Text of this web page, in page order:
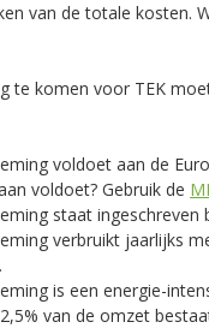
van de totale kosten.
te komen voor TEK
voldoet aan de
voldoet? Gebruik de
staat ingeschreven
verbruikt jaarlijks
is een energie-
van de omzet